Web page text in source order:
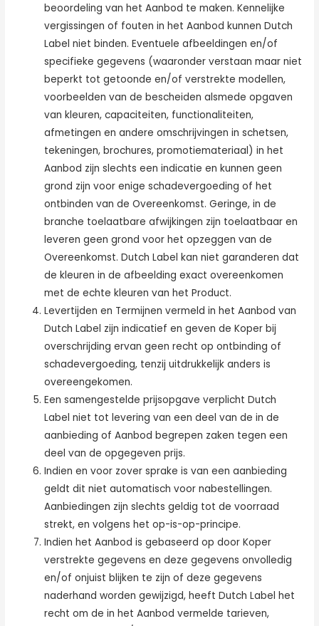
beoordeling van het Aanbod te maken. Kennelijke
vergissingen of fouten in het Aanbod kunnen Dutch
Label niet binden. Eventuele afbeeldingen en/of
specifieke gegevens (waaronder verstaan maar niet
beperkt tot getoonde en/of verstrekte modellen,
voorbeelden van de bescheiden alsmede opgaven
van kleuren, capaciteiten, functionaliteiten,
afmetingen en andere omschrijvingen in schetsen,
tekeningen, brochures, promotiemateriaal) in het
Aanbod zijn slechts een indicatie en kunnen geen
grond zijn voor enige schadevergoeding of het
ontbinden van de Overeenkomst. Geringe, in de
branche toelaatbare afwijkingen zijn toelaatbaar en
leveren geen grond voor het opzeggen van de
Overeenkomst. Dutch Label kan niet garanderen dat
de kleuren in de afbeelding exact overeenkomen
met de echte kleuren van het Product.
Levertijden en Termijnen vermeld in het Aanbod van
Dutch Label zijn indicatief en geven de Koper bij
overschrijding ervan geen recht op ontbinding of
schadevergoeding, tenzij uitdrukkelijk anders is
overeengekomen.
Een samengestelde prijsopgave verplicht Dutch
Label niet tot levering van een deel van de in de
aanbieding of Aanbod begrepen zaken tegen een
deel van de opgegeven prijs.
Indien en voor zover sprake is van een aanbieding
geldt dit niet automatisch voor nabestellingen.
Aanbiedingen zijn slechts geldig tot de voorraad
strekt, en volgens het op-is-op-principe.
Indien het Aanbod is gebaseerd op door Koper
verstrekte gegevens en deze gegevens onvolledig
en/of onjuist blijken te zijn of deze gegevens
naderhand worden gewijzigd, heeft Dutch Label het
recht om de in het Aanbod vermelde tarieven,